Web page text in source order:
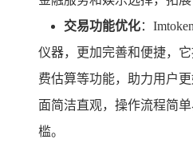
交易功能优化：
仪器，更加完善和便捷，
费估算等功能，助力用户
面简洁直观，操作流程简
槛。